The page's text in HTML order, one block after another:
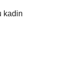
kadin